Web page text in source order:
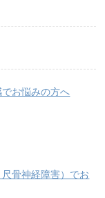
お悩みの方へ
骨神経障害）でお